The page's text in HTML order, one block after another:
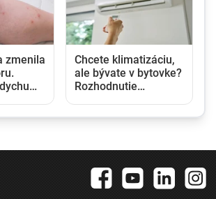
zmenila
Chcete klimatizáciu,
ale bývate v bytovke?
Rozhodnutie